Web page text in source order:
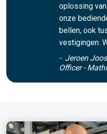
oplossing
onze
bellen, ook
vestigingen.
- Jeroen
Officer -